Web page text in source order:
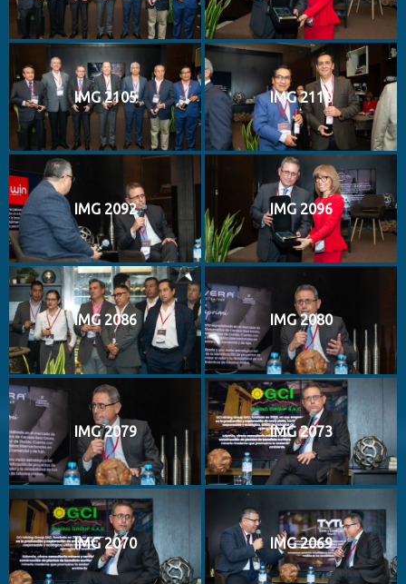
IMG 2105 IMG 2110
IMG 2092 IMG 2096
IMG 2086 IMG 2080
IMG 2079 IMG 2073
IMG 2070 IMG 2069